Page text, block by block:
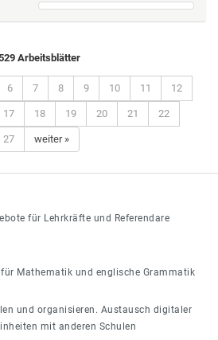
Arbeitsblätter
6 7 8 9 10 11 12
17 18 19 20 21 22
27 weiter »
für Lehrkräfte und Referendare
Mathematik und englische Grammatik
und organisieren. Austausch digitaler
mit anderen Schulen